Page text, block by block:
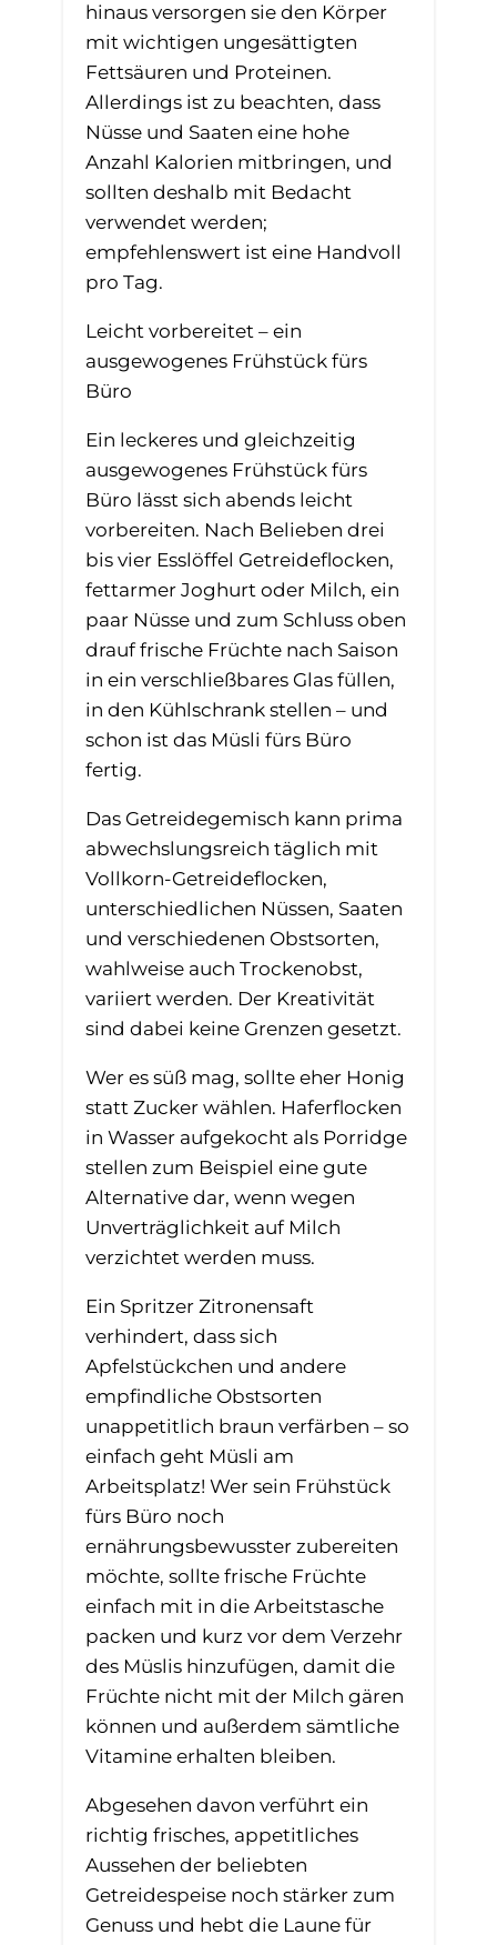
hinaus versorgen sie den Körper
mit wichtigen ungesättigten
Fettsäuren und Proteinen.
Allerdings ist zu beachten, dass
Nüsse und Saaten eine hohe
Anzahl Kalorien mitbringen, und
sollten deshalb mit Bedacht
verwendet werden;
empfehlenswert ist eine Handvoll
pro Tag.
Leicht vorbereitet – ein
ausgewogenes Frühstück fürs
Büro
Ein leckeres und gleichzeitig
ausgewogenes Frühstück fürs
Büro lässt sich abends leicht
vorbereiten. Nach Belieben drei
bis vier Esslöffel Getreideflocken,
fettarmer Joghurt oder Milch, ein
paar Nüsse und zum Schluss oben
drauf frische Früchte nach Saison
in ein verschließbares Glas füllen,
in den Kühlschrank stellen – und
schon ist das Müsli fürs Büro
fertig.
Das Getreidegemisch kann prima
abwechslungsreich täglich mit
Vollkorn-Getreideflocken,
unterschiedlichen Nüssen, Saaten
und verschiedenen Obstsorten,
wahlweise auch Trockenobst,
variiert werden. Der Kreativität
sind dabei keine Grenzen gesetzt.
Wer es süß mag, sollte eher Honig
statt Zucker wählen. Haferflocken
in Wasser aufgekocht als Porridge
stellen zum Beispiel eine gute
Alternative dar, wenn wegen
Unverträglichkeit auf Milch
verzichtet werden muss.
Ein Spritzer Zitronensaft
verhindert, dass sich
Apfelstückchen und andere
empfindliche Obstsorten
unappetitlich braun verfärben – so
einfach geht Müsli am
Arbeitsplatz! Wer sein Frühstück
fürs Büro noch
ernährungsbewusster zubereiten
möchte, sollte frische Früchte
einfach mit in die Arbeitstasche
packen und kurz vor dem Verzehr
des Müslis hinzufügen, damit die
Früchte nicht mit der Milch gären
können und außerdem sämtliche
Vitamine erhalten bleiben.
Abgesehen davon verführt ein
richtig frisches, appetitliches
Aussehen der beliebten
Getreidespeise noch stärker zum
Genuss und hebt die Laune für